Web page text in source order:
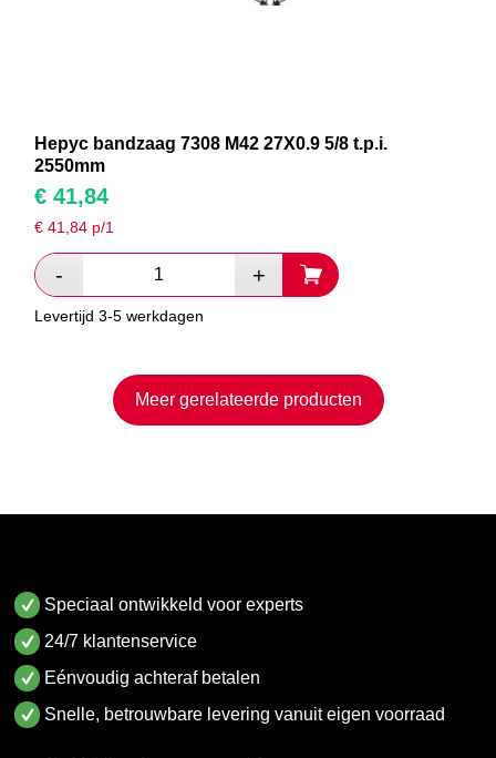
Hepyc bandzaag 7308 M42 27X0.9 5/8 t.p.i.
2550mm
€ 41,84
€41,84 p/1
Levertijd 3-5 werkdagen
Meer gerelateerde producten
Speciaal ontwikkeld voor experts
24/7 klantenservice
Eénvoudig achteraf betalen
Snelle, betrouwbare levering vanuit eigen voorraad